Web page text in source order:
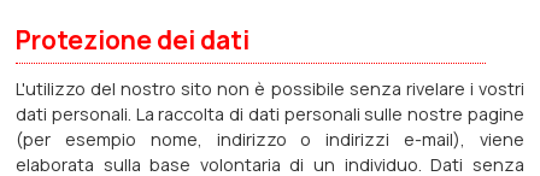
Protezione dei dati
L'utilizzo del nostro sito non è possibile senza rivelare i vostri
dati personali. La raccolta di dati personali sulle nostre pagine
(per esempio nome, indirizzo o indirizzi e-mail), viene
elaborata sulla base volontaria di un individuo. Dati senza